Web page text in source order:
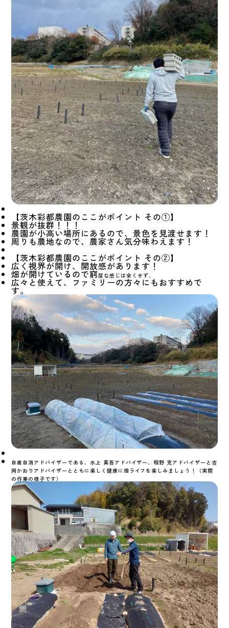
【茨木彩都農園のここがポイント その①】
景観が抜群！！！
農園が小高い場所にあるので、景色を見渡せます！
周りも農地なので、農家さん気分味わえます！
【茨木彩都農園のここがポイント その②】
広く視界が開け、開放感があります！
畑が開けているので窮屈な感じは全くせず、
広々と使えて、ファミリーの方々にもおすすめで
す。
自産自消アドバイザーである、水上 真吾アドバイザー、 程野 克アドバイザーと吉
岡かおりアドバイザーとともに楽しく健康に畑ライフを楽しみましょう！（実際
の作業の様子です）